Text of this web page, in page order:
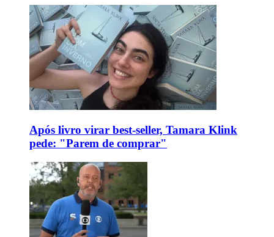
Após livro virar best-seller, Tamara Klink
pede: "Parem de comprar"